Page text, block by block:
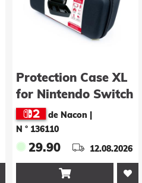
Protection Case XL
for Nintendo Switch
2 -Black- (Nacon)
de Nacon
N ° 136110
29.90 12.08.2026
